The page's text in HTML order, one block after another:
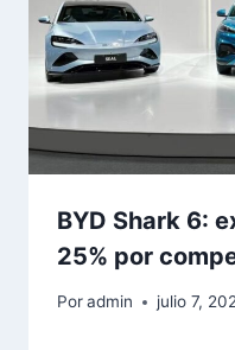
BYD Shark 6:
25% por
Poradmin julio 7,